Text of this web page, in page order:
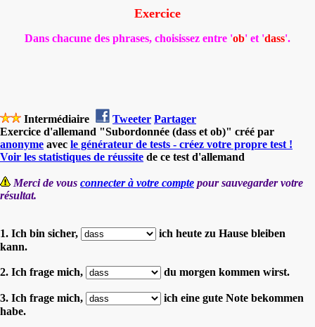
Exercice
Dans chacune des phrases, choisissez entre 'ob' et 'dass'.
Intermédiaire Tweeter Partager
Exercice d'allemand "Subordonnée (dass et ob)" créé par
anonyme avec le générateur de tests - créez votre propre test !
Voir les statistiques de réussite de ce test d'allemand
Merci de vous connecter à votre compte pour sauvegarder votre
résultat.
1. Ich bin sicher,
ich heute zu Hause bleiben
kann.
2. Ich frage mich, du morgen kommen wirst.
3. Ich frage mich,
ich eine gute Note bekommen
habe.